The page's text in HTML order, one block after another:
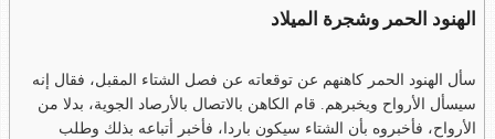
الهنود الحمر وشجرة الميلاد
سأل الهنود الحمر كاهنهم عن توقعاته عن فصل الشتاء المقبل، فقال إنه
سيسأل الأرواح ويخبرهم. قام الكاهن بالاتصال بالأرصاد الجوية، بدلا من
الأرواح، فأخبروه بأن الشتاء سيكون باردا، فأخبر أتباعه بذلك وطلب